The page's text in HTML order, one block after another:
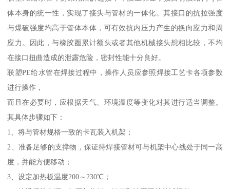
体本身的统一性，实现了接头与管材的一体化。其接口的抗拉强度
与爆破强度均高于管体本体，可有效抗内压力产生的换向应力和周
应力。因此，与橡胶圈累计额头或者其他机械接头想相比较，不均
在接口扭曲造成的泄露危险，密封性能十分良好。
联塑PE给水管在焊接过程中，操作人员应参照焊接工艺卡各项参数
进行操作，
而且在必要时，应根据天气、环境温度等变化对其进行适当调整。
其具体步骤如下：
1、将与管材规格一致的卡瓦装入机架；
2、准备足够的支撑物，保证待焊接管材可与机架中心线处于同一高
度，并能方便移动；
3、设定加热板温度200～230℃；